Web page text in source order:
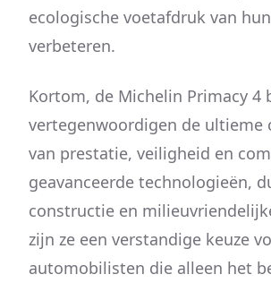
ecologische voetafdruk van
verbeteren.
Kortom, de Michelin Primacy 4
vertegenwoordigen de ultieme
van prestatie, veiligheid en
geavanceerde technologieën,
constructie en
zijn ze een verstandige keuze
automobilisten die alleen het